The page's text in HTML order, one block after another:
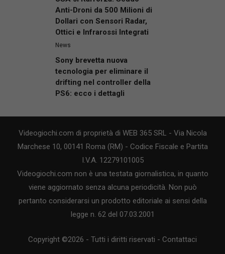
Anti-Droni da 500 Milioni di
Dollari con Sensori Radar,
Ottici e Infrarossi Integrati
News
Sony brevetta nuova
tecnologia per eliminare il
drifting nel controller della
PS6: ecco i dettagli
Videogiochi.com di proprietà di WEB 365 SRL - Via Nicola
Marchese 10, 00141 Roma (RM) - Codice Fiscale e Partita
I.V.A. 12279101005
Videogiochi.com non è una testata giornalistica, in quanto
viene aggiornato senza alcuna periodicità. Non può
pertanto considerarsi un prodotto editoriale ai sensi della
legge n. 62 del 07.03.2001
Copyright ©2026 - Tutti i diritti riservati - Contattaci